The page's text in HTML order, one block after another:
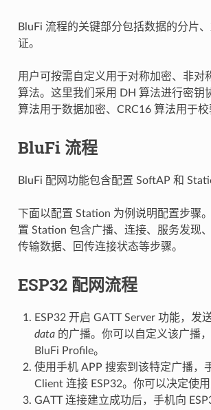
BluFi 流程的关键部分包括数据的分片
证。
用户可按需自定义用于对称加密、非对
算法。这里我们采用 DH 算法进行密钥
算法用于数据加密、CRC16 算法用于校
BluFi 流程
BluFi 配网功能包含配置 SoftAP 和
下面以配置 Station 为例说明配置步骤
置 Station 包含广播、连接、服务发现
传输数据、回传连接状态等步骤。
ESP32 配网流程
ESP32 开启 GATT Server 功能，发
data的广播。你可以自定义该广播
BluFi Profile。
使用手机 APP 搜索到该特定广播，
Client 连接 ESP32。你可以决定使用
GATT 连接建立成功后，手机向